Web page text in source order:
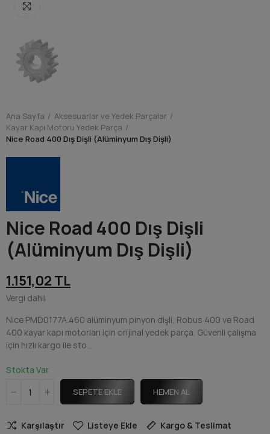
Ana Sayfa
Aksesuarlar ve Yedek Parçalar
Kayar Kapı Motoru Yedek Parça
Nice Road 400 Dış Dişli (Alüminyum Dış Dişli)
Nice Road 400 Dış Dişli
(Alüminyum Dış Dişli)
1.151,02 TL
Vergi dahil
Nice PMD0177A.460 alüminyum pinyon dişli, Robus 400 ve Road
400 kayar kapı motorları için orijinal yedek parça. Güvenli çalışma
için hızlı kargo ile sto...
Stokta Var
SEPETE EKLE HEMEN AL
Karşılaştır Listeye Ekle Kargo & Teslimat